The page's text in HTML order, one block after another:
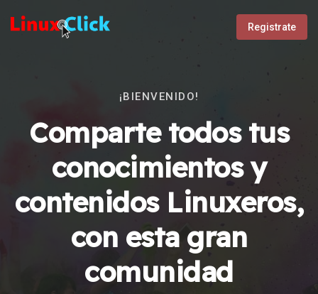
Registrate
¡BIENVENIDO!
Comparte todos tus
conocimientos y
contenidos Linuxeros,
con esta gran
comunidad